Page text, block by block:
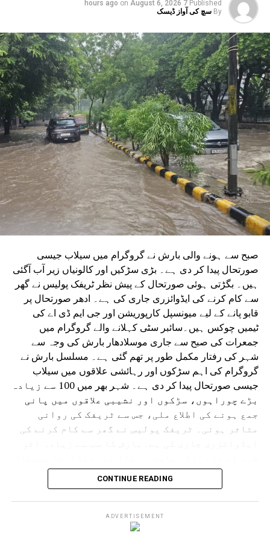
لائن کو پھیلانے اور میٹرو کو سیکٹر-142 سے بوٹینیکل گارڈن اور
گریٹر نوئیڈا ڈپو سے بوڈاکی روٹس پر چلانے کے منصوبے جاری
ہیں۔ ان دونوں راستوں کو اتر پردیش کی کابینہ سے بھی
منظوری مل چکی ہے۔ مرکزی منظوری کے بعد، NMRC نے ان
دونوں راستوں پر کام شروع کرنے کے لیے تقریباً چھ ماہ قبل
ٹینڈر جاری کیا تھا۔ ٹینڈر کی آخری تاریخ میں دو بار توسیع کی
گئی۔ اب اس عمل کے لیے ایجنسی کا انتخاب کر لیا گیا ہے۔این
ایم آر سی کے عہدیداروں نے بتایا کہ دونوں راستوں پر کام
شروع کرنے کے لئے ایل این ٹی نامی ایجنسی کا انتخاب کیا گیا
ہے۔ یہ ایجنسی دونوں راستوں پر تعمیراتی کام کرے گی۔
دونوں راستوں پر سول کام کے لیے منتخب کردہ ایجنسی لارسن
اینڈ ٹوبرو (L&T) ہے۔ سول ورک کی تخمینہ لاگت 1,200 کروڑ
ہے۔اس لائن پر آٹھ اسٹیشن بنائے جائیں گے۔ ان میں
سیکٹر-38A بوٹینیکل گارڈن، سیکٹر-44، نوئیڈا آفس، سیکٹر-96،
سیکٹر-97، سیکٹر-105، سیکٹر-108، سیکٹر-93، اور پنچشیل
بوائز انٹر کالج شامل ہوں گے۔
Published
7 hours ago
on August 6, 2026
By سچ کی آواز ڈیسک
صبح سے ہونے والی بارش نے گروگرام میں سیلاب جیسی
صورتحال پیدا کر دی ہے۔ بڑی سڑکیں اور کالونیاں زیر آب آگئی
ہیں۔ بگڑتی ہوئی صورتحال کے پیش نظر ٹریفک پولیس نے گھر
سے کام کرنے کی ایڈوائزری جاری کی ہے۔ ادھر صورتحال پر
قابو پانے کے لیے میونسپل کارپوریشن اور جی ایم ڈی اے کی
ٹیمیں چوکس ہیں۔سائبر سٹی کہلانے والے گروگرام میں
جمعرات کی صبح سے جاری موسلادھار بارش کی وجہ سے
شہر کی رفتار مکمل طور پر تھم گئی ہے۔ مسلسل بارش نے
گروگرام کی اہم سڑکوں اور رہائشی علاقوں میں سیلاب
جیسی صورتحال پیدا کر دی ہے۔ شہر بھر میں 100 سے زیادہ
بڑے چوراہوں، سڑکوں اور نشیبی علاقوں میں پانی
جمع ہونے کی اطلاع ملی، جس سے ٹریفک کی روانی
متاثر ہوئی۔ ٹریفک پولیس نے گھر سے کام کرنے کی
سے دہلی کی طرف جانے والا انڈر پاس کئی فٹ پانی سے
بھر گیا۔ ایک گاڑی رک گئی اور پانی بھرنے میں
پھنس گئی۔ اسی طرح سرائے الوردی ریلوے انڈر پاس
مکمل طور پر زیر آب آ گیا جس سے گاڑیوں کی
آمدورفت مکمل طور پر متاثر ہوئی۔ ڈرائیورز اپنی
CONTINUE READING
ADVERTISEMENT